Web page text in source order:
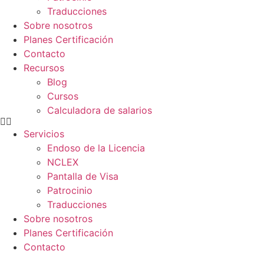
Traducciones
Sobre nosotros
Planes Certificación
Contacto
Recursos
Blog
Cursos
Calculadora de salarios
Servicios
Endoso de la Licencia
NCLEX
Pantalla de Visa
Patrocinio
Traducciones
Sobre nosotros
Planes Certificación
Contacto